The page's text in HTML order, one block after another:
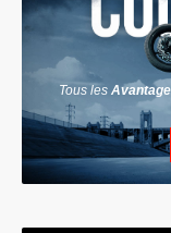
Tous les